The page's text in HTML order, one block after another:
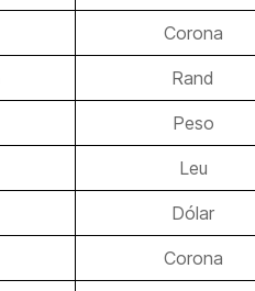
Corona
Rand
Peso
Leu
Dólar
Corona